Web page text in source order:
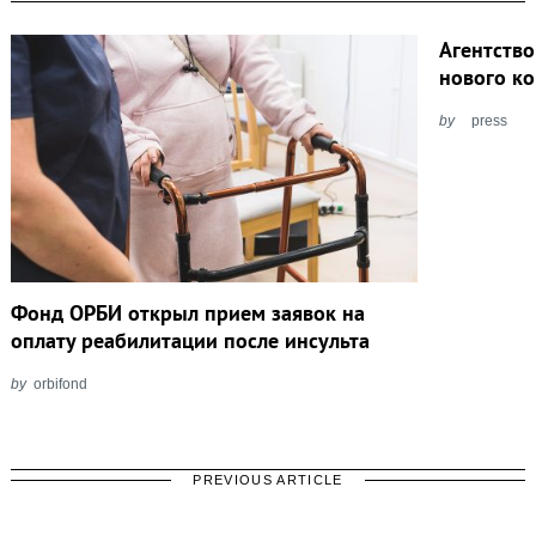
Фонд ОРБИ открыл прием заявок на
оплату реабилитации после инсульта
by orbifond
нового
by press
PREVIOUS ARTICLE